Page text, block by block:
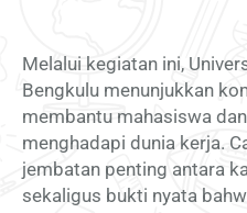
Melalui kegiatan ini,
Bengkulu menunjukkan
membantu mahasiswa
menghadapi dunia kerja.
jembatan penting antara
sekaligus bukti nyata